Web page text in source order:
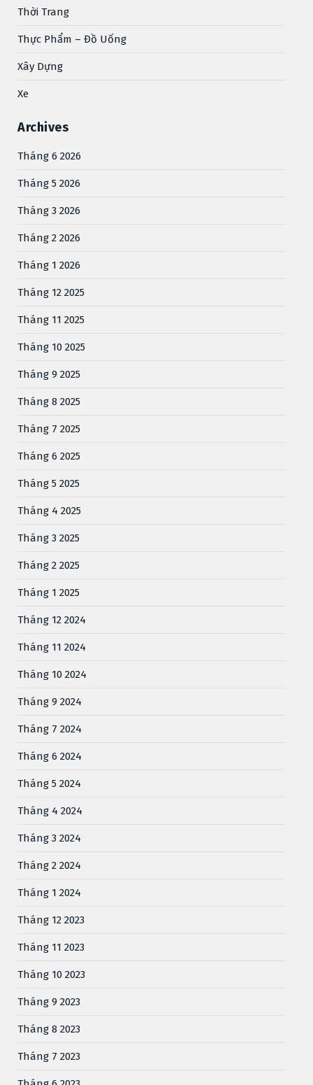
Thời Trang
Thực Phẩm – Đồ Uống
Xây Dựng
Xe
Archives
Tháng 6 2026
Tháng 5 2026
Tháng 3 2026
Tháng 2 2026
Tháng 1 2026
Tháng 12 2025
Tháng 11 2025
Tháng 10 2025
Tháng 9 2025
Tháng 8 2025
Tháng 7 2025
Tháng 6 2025
Tháng 5 2025
Tháng 4 2025
Tháng 3 2025
Tháng 2 2025
Tháng 1 2025
Tháng 12 2024
Tháng 11 2024
Tháng 10 2024
Tháng 9 2024
Tháng 7 2024
Tháng 6 2024
Tháng 5 2024
Tháng 4 2024
Tháng 3 2024
Tháng 2 2024
Tháng 1 2024
Tháng 12 2023
Tháng 11 2023
Tháng 10 2023
Tháng 9 2023
Tháng 8 2023
Tháng 7 2023